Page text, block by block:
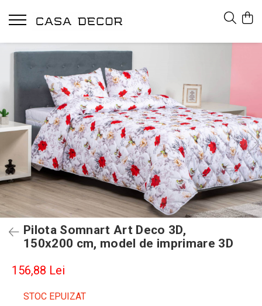
Pilota Somnart Art Deco 3D,
150x200 cm, model de imprimare 3D
156,88 Lei
STOC EPUIZAT